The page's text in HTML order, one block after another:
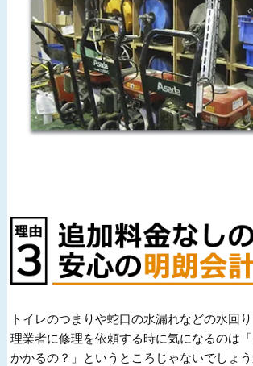
トイレのつまりや蛇口の水漏れなどの水回
理業者に修理を依頼する時に気になるのは
かかるの？」というところじゃないでしょう